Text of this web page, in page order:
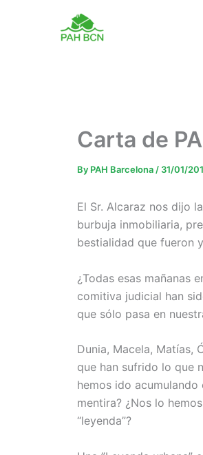
Carta de
By PAH Barcelona / 31/01/
El Sr. Alcaraz nos dijo
burbuja inmobiliaria,
bestialidad que fueron
¿Todas esas mañanas
comitiva judicial han
que sólo pasa en
Dunia, Macela, Matías,
que han sufrido lo que
hemos ido
mentira? ¿Nos lo
“leyenda”?